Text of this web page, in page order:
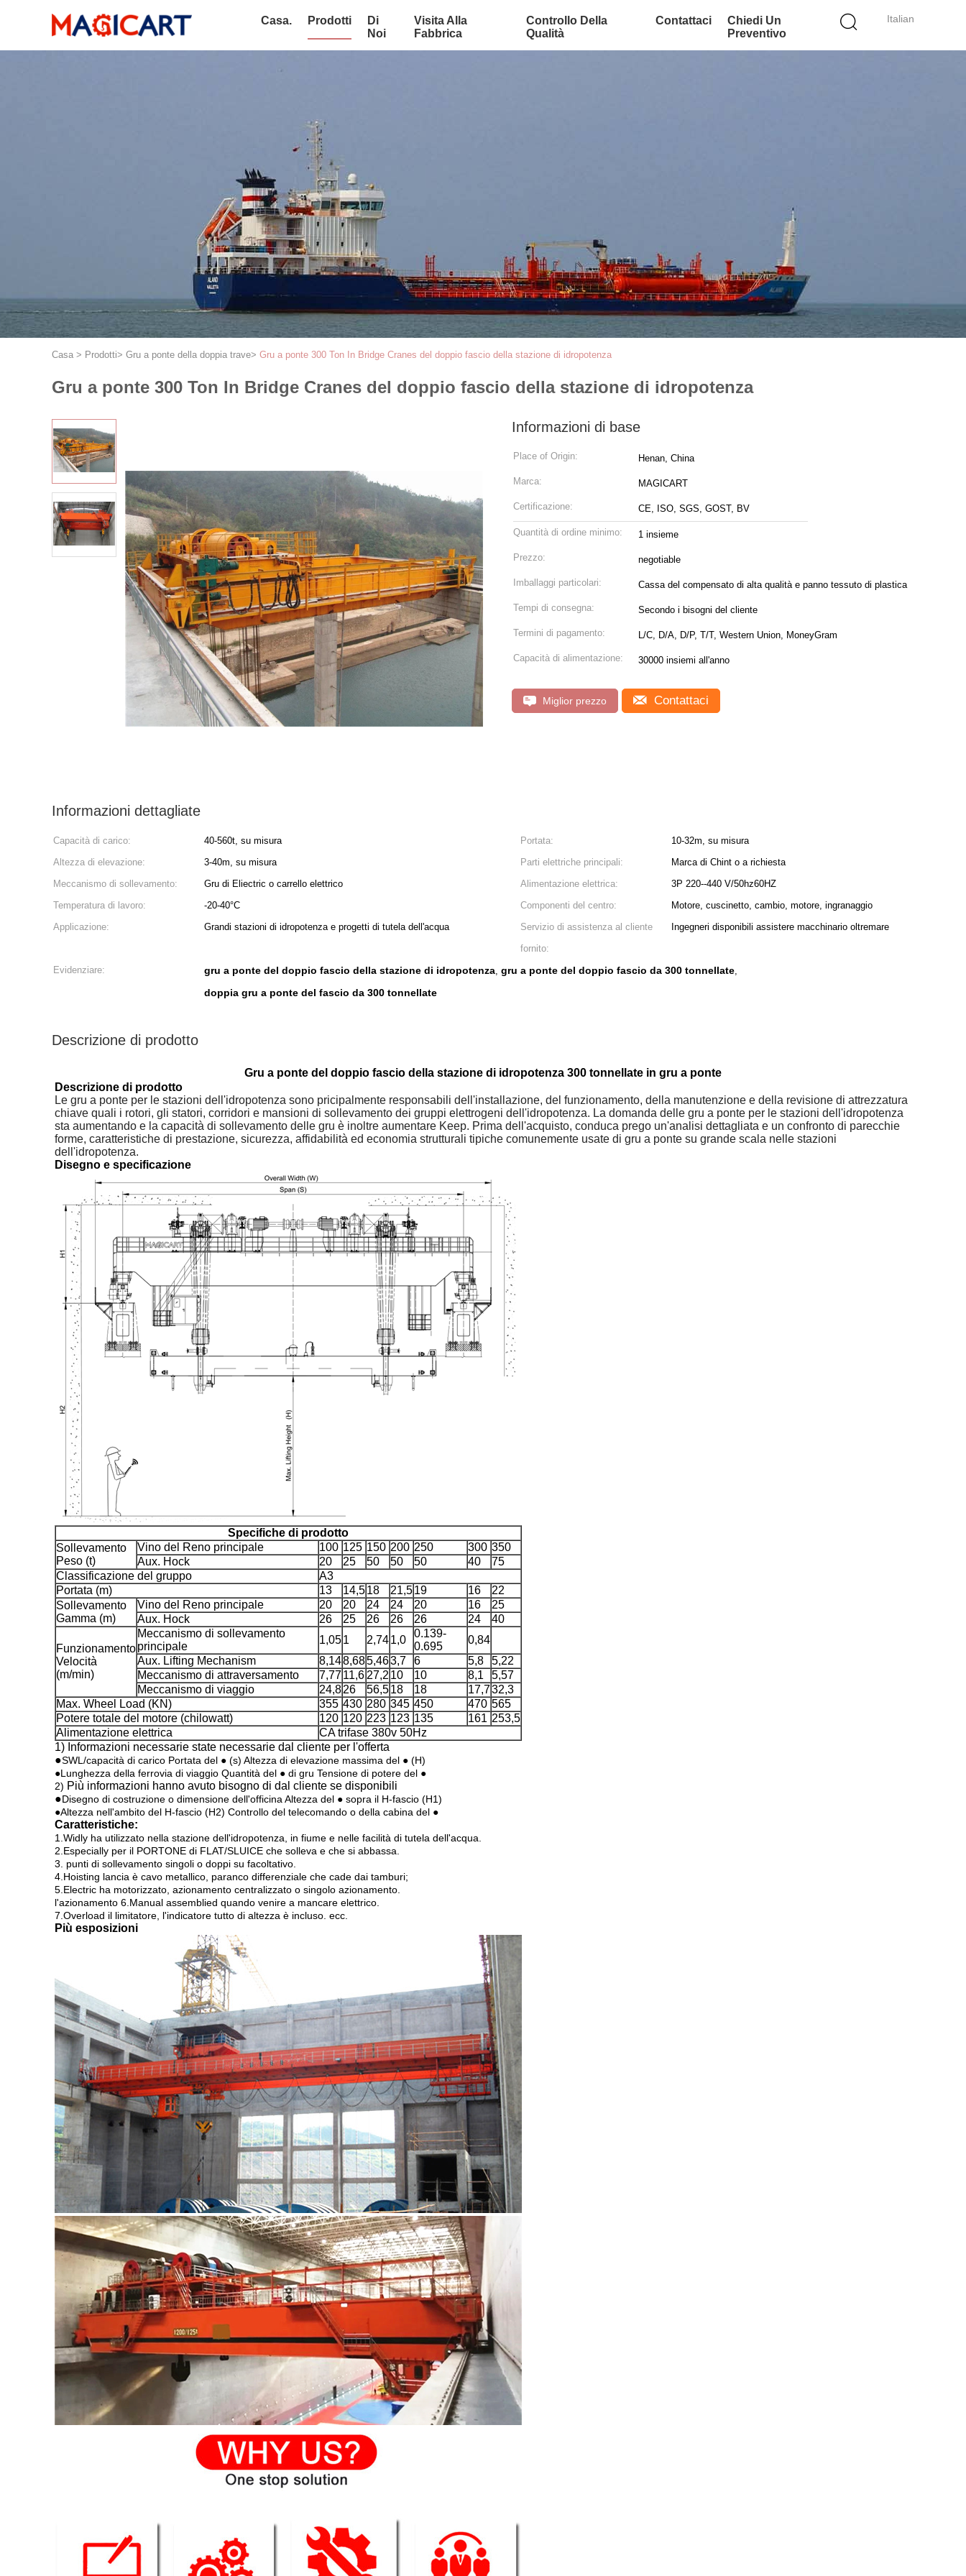
Italian
Casa. Prodotti
Di
Noi
Visita Alla
Fabbrica
Controllo Della
Qualità
Contattaci
Chiedi Un
Preventivo
Casa > Prodotti> Gru a ponte della doppia trave> Gru a ponte 300 Ton In Bridge Cranes del doppio fascio della stazione di idropotenza
Gru a ponte 300 Ton In Bridge Cranes del doppio fascio della stazione di idropotenza
Informazioni di base
Place of Origin: Henan, China
Marca: MAGICART
Certificazione: CE, ISO, SGS, GOST, BV
Quantità di ordine minimo: 1 insieme
Prezzo: negotiable
Imballaggi particolari: Cassa del compensato di alta qualità e panno tessuto di plastica
Tempi di consegna: Secondo i bisogni del cliente
Termini di pagamento: L/C, D/A, D/P, T/T, Western Union, MoneyGram
Capacità di alimentazione: 30000 insiemi all'anno
Miglior prezzo Contattaci
Informazioni dettagliate
Capacità di carico: 40-560t, su misura Portata:
10-32m, su misura
Altezza di elevazione:
3-40m, su misura Parti elettriche principali:
Marca di Chint o a richiesta
Meccanismo di sollevamento:
Gru di Eliectric o carrello elettrico Alimentazione elettrica:
3P 220--440 V/50hz60HZ
Temperatura di lavoro:
-20-40°C Componenti del centro:
Motore, cuscinetto, cambio, motore, ingranaggio
Applicazione:
Grandi stazioni di idropotenza e progetti di tutela dell'acqua
Servizio di assistenza al cliente
fornito:
Ingegneri disponibili assistere macchinario oltremare
Evidenziare: gru a ponte del doppio fascio della stazione di idropotenza, gru a ponte del doppio fascio da 300 tonnellate,
doppia gru a ponte del fascio da 300 tonnellate
Descrizione di prodotto
Gru a ponte del doppio fascio della stazione di idropotenza 300 tonnellate in gru a ponte
Descrizione di prodotto
Le gru a ponte per le stazioni dell'idropotenza sono pricipalmente responsabili dell'installazione, del funzionamento, della manutenzione e della revisione di attrezzatura
chiave quali i rotori, gli statori, corridori e mansioni di sollevamento dei gruppi elettrogeni dell'idropotenza. La domanda delle gru a ponte per le stazioni dell'idropotenza
sta aumentando e la capacità di sollevamento delle gru è inoltre aumentare Keep. Prima dell'acquisto, conduca prego un'analisi dettagliata e un confronto di parecchie
forme, caratteristiche di prestazione, sicurezza, affidabilità ed economia strutturali tipiche comunemente usate di gru a ponte su grande scala nelle stazioni
dell'idropotenza.
Disegno e specificazione
Specifiche di prodotto
Sollevamento
Peso (t)
Vino del Reno principale 100 125 150 200 250 300 350
Aux. Hock
20 25 50 50 50 40
75
Classificazione del gruppo
A3
Portata (m)
13 14,518 21,519 16
22
Sollevamento
Gamma (m)
Vino del Reno principale 20 20 24 24 20 16
25
Aux. Hock
26 25 26 26 26 24 40
Funzionamento
Velocità
(m/min)
Meccanismo di sollevamento
principale
1,051 2,741,0
0.139-
0.695
0,84
Aux. Lifting Mechanism
8,148,685,463,7 6 5,8
5,22
Meccanismo di attraversamento
7,7711,6 27,2 10 10 8,1
5,57
Meccanismo di viaggio
24,826 56,518 18 17,732,3
Max. Wheel Load (KN)
355 430 280 345 450 470 565
Potere totale del motore (chilowatt)
120 120 223 123 135 161 253,5
Alimentazione elettrica
CA trifase 380v 50Hz
1) Informazioni necessarie state necessarie dal cliente per l'offerta
●SWL/capacità di carico Portata del ● (s) Altezza di elevazione massima del ● (H)
●Lunghezza della ferrovia di viaggio Quantità del ● di gru Tensione di potere del ●
2) Più informazioni hanno avuto bisogno di dal cliente se disponibili
●Disegno di costruzione o dimensione dell'officina Altezza del ● sopra il H-fascio (H1)
●Altezza nell'ambito del H-fascio (H2) Controllo del telecomando o della cabina del ●
Caratteristiche:
1.Widly ha utilizzato nella stazione dell'idropotenza, in fiume e nelle facilità di tutela dell'acqua.
2.Especially per il PORTONE di FLAT/SLUICE che solleva e che si abbassa.
3. punti di sollevamento singoli o doppi su facoltativo.
4.Hoisting lancia è cavo metallico, paranco differenziale che cade dai tamburi;
5.Electric ha motorizzato, azionamento centralizzato o singolo azionamento.
l'azionamento 6.Manual assemblied quando venire a mancare elettrico.
7.Overload il limitatore, l'indicatore tutto di altezza è incluso. ecc.
Più esposizioni